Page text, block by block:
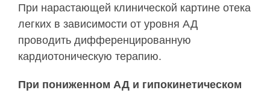
При нарастающей клинической картине отека
легких в зависимости от уровня АД
проводить дифференцированную
кардиотоническую терапию.
При пониженном АД и гипокинетическом